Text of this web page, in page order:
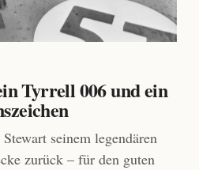
Tyrrell 006 und ein
seinem legendären
zurück – für den guten